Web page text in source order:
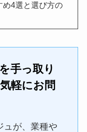
め4選と選び方の
手っ取り
軽にお問
ュが、業種や